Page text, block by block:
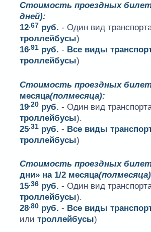
Стоимость проездных
дней):
12.67 руб. - Один вид
троллейбусы)
16.91 руб. - Все виды
троллейбусы)
Стоимость проездных
месяца(полмесяца):
19.20 руб. - Один вид
троллейбусы).
25.31 руб. - Все виды
троллейбусы)
Стоимость проездных
дни» на 1/2 месяца
15.36 руб. - Один вид
троллейбусы).
28.80 руб. - Все виды
илитроллейбусы)